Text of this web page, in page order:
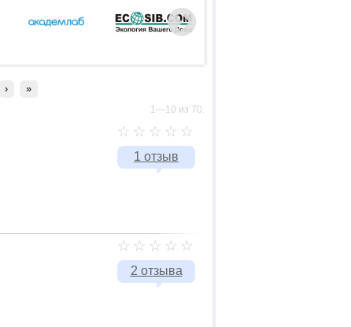
› »
1—10 из 70.
1 отзыв
2 отзыва